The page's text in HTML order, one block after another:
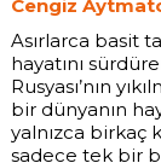
Cengiz
Asırlarca basit
hayatını
Rusyası’nın
bir dünyanın
yalnızca birkaç
sadece tek bir